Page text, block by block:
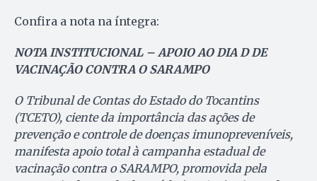
Confira a nota na íntegra:
NOTA INSTITUCIONAL – APOIO AO DIA D DE
VACINAÇÃO CONTRA O SARAMPO
O Tribunal de Contas do Estado do Tocantins
(TCETO), ciente da importância das ações de
prevenção e controle de doenças imunopreveníveis,
manifesta apoio total à campanha estadual de
vacinação contra o SARAMPO, promovida pela